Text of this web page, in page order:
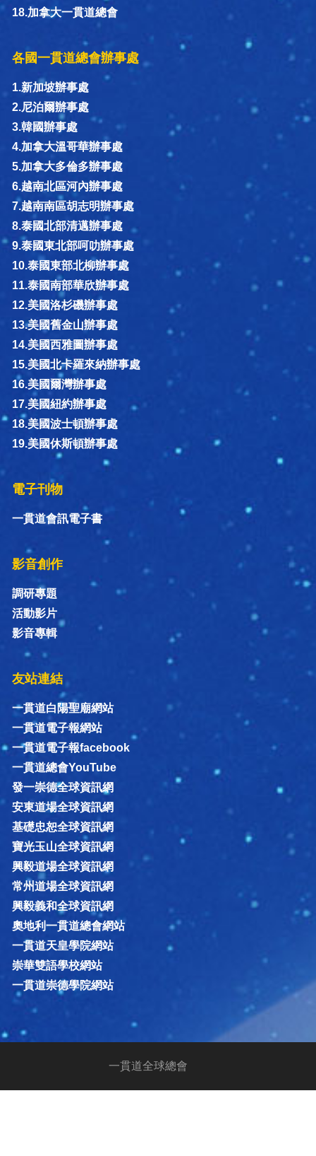
18.加拿大一貫道總會
各國一貫道總會辦事處
1.新加坡辦事處
2.尼泊爾辦事處
3.韓國辦事處
4.加拿大溫哥華辦事處
5.加拿大多倫多辦事處
6.越南北區河內辦事處
7.越南南區胡志明辦事處
8.泰國北部清邁辦事處
9.泰國東北部呵叻辦事處
10.泰國東部北柳辦事處
11.泰國南部華欣辦事處
12.美國洛杉磯辦事處
13.美國舊金山辦事處
14.美國西雅圖辦事處
15.美國北卡羅來納辦事處
16.美國爾灣辦事處
17.美國紐約辦事處
18.美國波士頓辦事處
19.美國休斯頓辦事處
電子刊物
一貫道會訊電子書
影音創作
調研專題
活動影片
影音專輯
友站連結
一貫道白陽聖廟網站
一貫道電子報網站
一貫道電子報facebook
一貫道總會YouTube
發一崇德全球資訊網
安東道場全球資訊網
基礎忠恕全球資訊網
寶光玉山全球資訊網
興毅道場全球資訊網
常州道場全球資訊網
興毅義和全球資訊網
奧地利一貫道總會網站
一貫道天皇學院網站
崇華雙語學校網站
一貫道崇德學院網站
一貫道全球總會